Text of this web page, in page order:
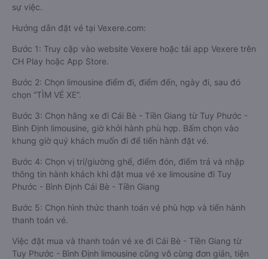
sự việc.
Hướng dẫn đặt vé tại Vexere.com:
Bước 1: Truy cập vào website Vexere hoặc tải app Vexere trên
CH Play hoặc App Store.
Bước 2: Chọn limousine điểm đi, điểm đến, ngày đi, sau đó
chọn “TÌM VÉ XE”.
Bước 3: Chọn hãng xe đi Cái Bè - Tiền Giang từ Tuy Phước -
Bình Định limousine, giờ khởi hành phù hợp. Bấm chọn vào
khung giờ quý khách muốn đi để tiến hành đặt vé.
Bước 4: Chọn vị trí/giường ghế, điểm đón, điểm trả và nhập
thông tin hành khách khi đặt mua vé xe limousine đi Tuy
Phước - Bình Định Cái Bè - Tiền Giang
Bước 5: Chọn hình thức thanh toán vé phù hợp và tiến hành
thanh toán vé.
Việc đặt mua và thanh toán vé xe đi Cái Bè - Tiền Giang từ
Tuy Phước - Bình Định limousine cũng vô cùng đơn giản, tiện